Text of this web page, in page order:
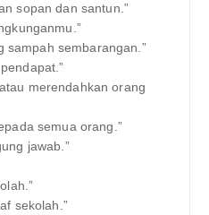
sopan dan santun.”
sampah sembarangan.”
merendahkan orang
semua orang.”
jawab.”
sekolah.”